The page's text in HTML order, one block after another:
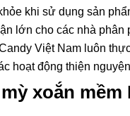
khi sử dụng sản
lớn cho các nhà phân
Việt Nam luôn
hoạt động thiện
xoắn